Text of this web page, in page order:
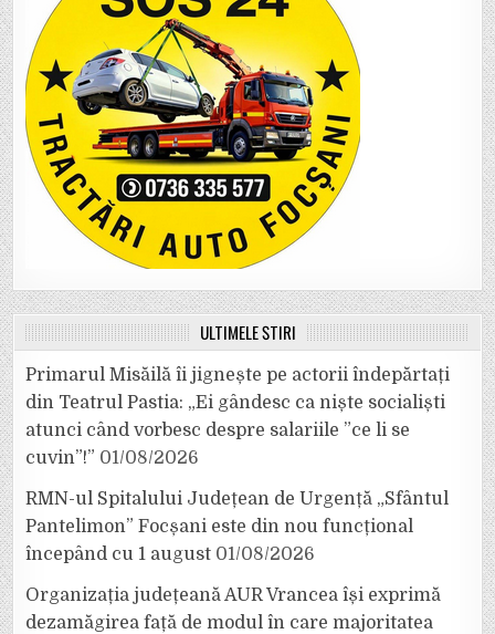
ULTIMELE ȘTIRI
Primarul Misăilă îi jignește pe actorii îndepărtați
din Teatrul Pastia: „Ei gândesc ca niște socialiști
atunci când vorbesc despre salariile ”ce li se
cuvin”!” 01/08/2026
RMN-ul Spitalului Județean de Urgență „Sfântul
Pantelimon” Focșani este din nou funcțional
începând cu 1 august 01/08/2026
Organizația județeană AUR Vrancea își exprimă
dezamăgirea față de modul în care majoritatea